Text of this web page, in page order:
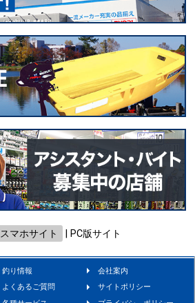
スマホサイト PC版サイト
釣り情報
会社案内
よくあるご質問
サイトポリシー